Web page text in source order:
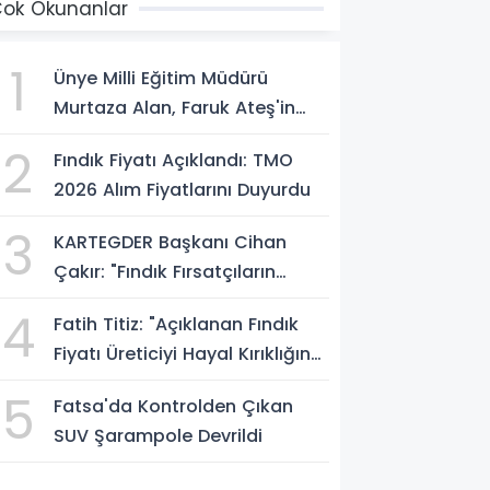
Okunanlar
1
Ünye Milli Eğitim Müdürü
Murtaza Alan, Faruk Ateş'in
2
Fındık Fiyatı Açıklandı: TMO
2026 Alım Fiyatlarını Duyurdu
3
KARTEGDER Başkanı Cihan
Çakır: "Fındık Fırsatçıların
4
Fatih Titiz: "Açıklanan Fındık
Fiyatı Üreticiyi Hayal Kırıklığına
5
Fatsa'da Kontrolden Çıkan
SUV Şarampole Devrildi